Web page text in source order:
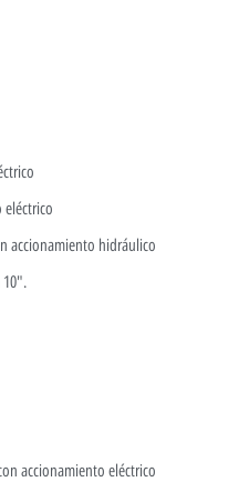
eléctrico
accionamiento hidráulico
10".
accionamiento eléctrico